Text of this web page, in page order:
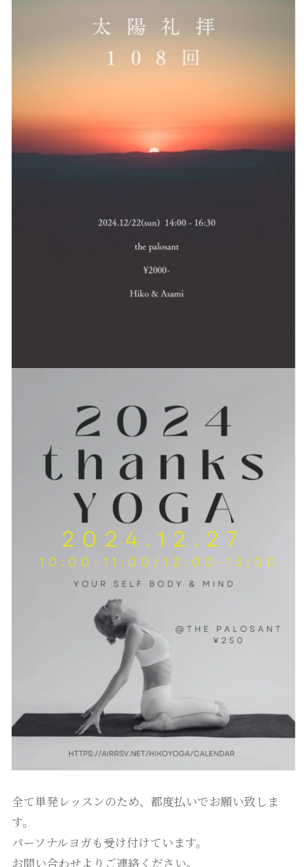
全て単発レッスンのため、都度払いでお願い致しま
す。
パーソナルヨガも受け付けています。
お問い合わせよりご連絡ください。